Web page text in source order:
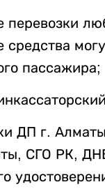
перевозки
средства
пассажира;
ДП г.
СГО РК,